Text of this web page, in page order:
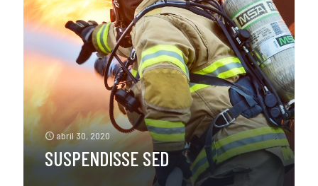
abril 30, 2020
SUSPENDISSE SED